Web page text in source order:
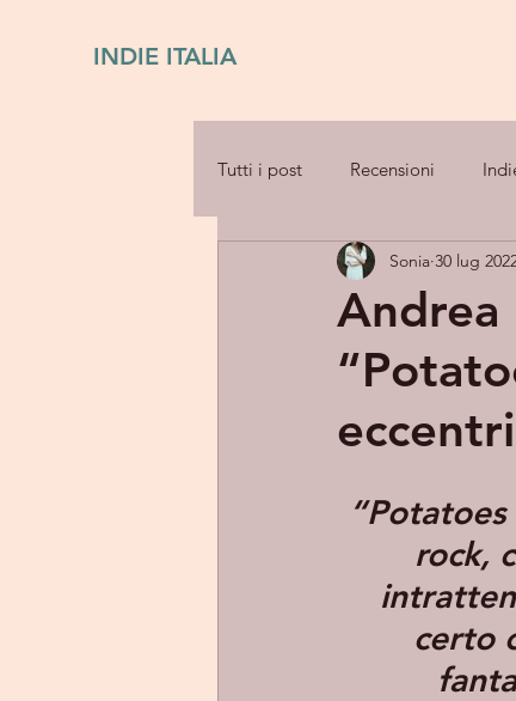
INDIE ITALIA
Tutti i post Recensioni
Andrea
Sonia 30 lug
rock,
certo